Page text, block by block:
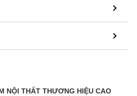
NỘI THẤT THƯƠNG HIỆU CAO